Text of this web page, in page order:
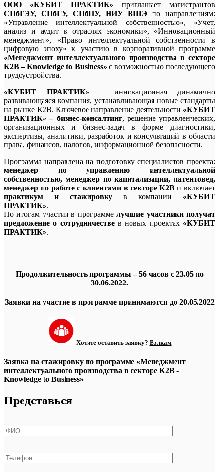
ООО «КУБИТ ПРАКТИК» приглашает магистрантов
СПбГЭУ, СПбГУ, СПбПУ, НИУ ВШЭ по направлениям:
«Управление интеллектуальной собственностью», «Учет,
анализ и аудит в отраслях экономики», «Инновационный
менеджмент», «Право интеллектуальной собственности в
цифровую эпоху» к участию в корпоративной программе
«Менеджмент интеллектуального производства в секторе
К2В – Knowledge to Business» с возможностью последующего
трудоустройства.
«КУБИТ ПРАКТИК» – инновационная динамично
развивающаяся компания, устанавливающая новые стандарты
на рынке К2В. Ключевое направление деятельности «КУБИТ
ПРАКТИК» – бизнес-консалтинг, решение управленческих,
организационных и бизнес-задач в форме диагностики,
экспертизы, аналитики, разработок и консультаций в области
права, финансов, налогов, информационной безопасности.
Программа направлена на подготовку специалистов проекта:
менеджер по управлению интеллектуальной
собственностью, менеджер по капитализации, патентовед,
менеджер по работе с клиентами в секторе К2В и включает
практикум и стажировкув компании «КУБИТ
ПРАКТИК».
По итогам участия в программелучшие участники получат
предложение о сотрудничествев новых проектах «КУБИТ
ПРАКТИК».
Продолжительность программы – 56 часов с 23.05 по
30.06.2022.
Заявки на участие в программе принимаются до 20.05.2022
Хотите оставить заявку? Вэлкам
Заявка на стажировку по программе «Менеджмент
интеллектуального производства в секторе К2В -
Knowledge to Business»
Представься